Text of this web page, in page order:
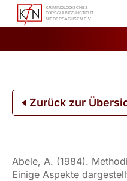
Zum
Inhalt
Zurück zur
Abele, A. (1984).
Einige Aspekte